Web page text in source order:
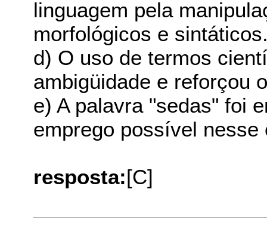
linguagem pela
morfológicos e
d) O uso de termos
ambigüidade e reforçou
e) A palavra "sedas" foi
emprego possível nesse
resposta:[C]